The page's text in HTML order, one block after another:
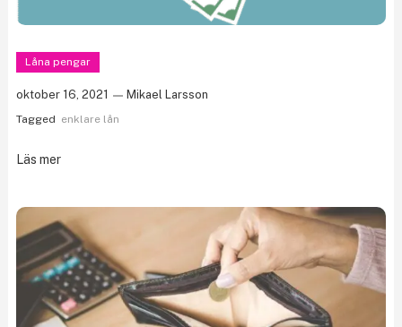
Låna pengar
oktober 16, 2021 Mikael Larsson
Tagged enklare lån
Läs mer